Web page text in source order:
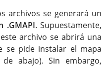
archivos se generará un
.GMAPI. Supuestamente,
archivo se abrirá una
se pide instalar el mapa
abajo). Sin embargo,